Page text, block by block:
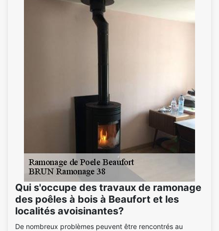
Qui s'occupe des travaux de ramonage
des poêles à bois à Beaufort et les
localités avoisinantes?
De nombreux problèmes peuvent être rencontrés au